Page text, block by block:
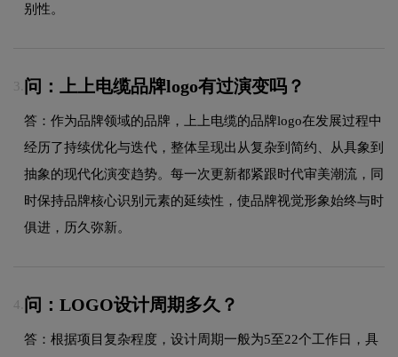
别性。
3. 问：上上电缆品牌logo有过演变吗？
答：作为品牌领域的品牌，上上电缆的品牌logo在发展过程中
经历了持续优化与迭代，整体呈现出从复杂到简约、从具象到
抽象的现代化演变趋势。每一次更新都紧跟时代审美潮流，同
时保持品牌核心识别元素的延续性，使品牌视觉形象始终与时
俱进，历久弥新。
4. 问：LOGO设计周期多久？
答：根据项目复杂程度，设计周期一般为5至22个工作日，具